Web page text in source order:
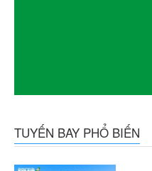
TUYẾN BAY PHỔ BIẾN